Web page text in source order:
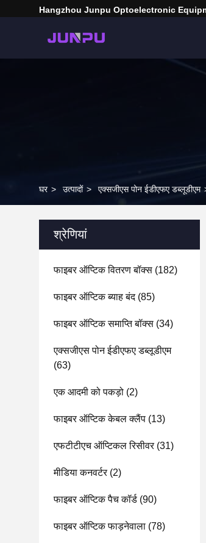
Hangzhou Junpu Optoelectronic
घर > उत्पादों > एक्सजीएस पोन ईडीएफए डब्लूडीएम
श्रेणियां
फाइबर ऑप्टिक वितरण बॉक्स (182)
फाइबर ऑप्टिक ब्याह बंद(85)
फाइबर ऑप्टिक समाप्ति बॉक्स (34)
एक्सजीएस पोन ईडीएफए डब्लूडीएम
(63)
एक आदमी को पकड़ो (2)
फाइबर ऑप्टिक केबल क्लैंप (13)
एफटीटीएच ऑप्टिकल रिसीवर(31)
मीडिया कनवर्टर(2)
फाइबर ऑप्टिक पैच कॉर्ड (90)
फाइबर ऑप्टिक फाड़नेवाला (78)